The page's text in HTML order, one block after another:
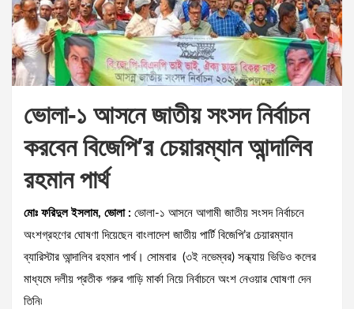
ভোলা-১ আসনে জাতীয় সংসদ নির্বাচন
করবেন বিজেপি’র চেয়ারম্যান আন্দালিব
রহমান পার্থ
মোঃ ফরিদুল ইসলাম, ভোলা : ভোলা-১ আসনে আগামী জাতীয় সংসদ নির্বাচনে
অংশগ্রহণের ঘোষণা দিয়েছেন বাংলাদেশ জাতীয় পার্টি বিজেপি’র চেয়ারম্যান
ব্যারিস্টার আন্দালিব রহমান পার্থ। সোমবার (৩ই নভেম্বর) সন্ধ্যায় ভিডিও কলের
মাধ্যমে দলীয় প্রতীক গরুর গাড়ি মার্কা নিয়ে নির্বাচনে অংশ নেওয়ার ঘোষণা দেন
তিনি৷